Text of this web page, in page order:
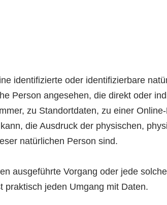
identifizierte oder identifizierbare
Person angesehen, die direkt oder
zu Standortdaten, zu einer
die Ausdruck der physischen,
natürlichen Person sind.
ausgeführte Vorgang oder jede
praktisch jeden Umgang mit Daten.